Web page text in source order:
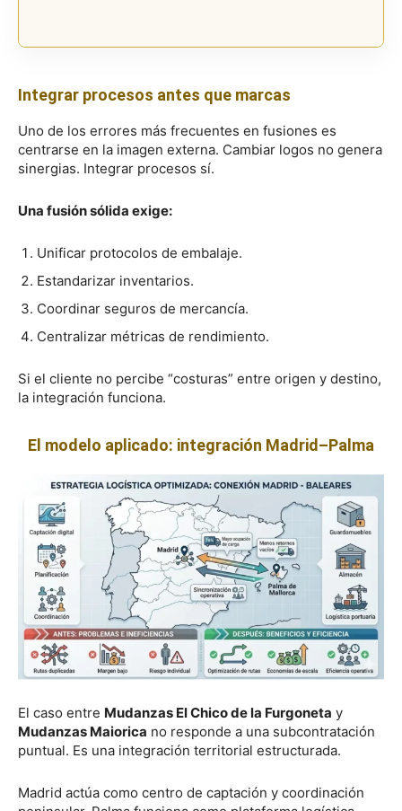
Integrar procesos antes que marcas
Uno de los errores más frecuentes en fusiones es
centrarse en la imagen externa. Cambiar logos no genera
sinergias. Integrar procesos sí.
Una fusión sólida exige:
Unificar protocolos de embalaje.
Estandarizar inventarios.
Coordinar seguros de mercancía.
Centralizar métricas de rendimiento.
Si el cliente no percibe “costuras” entre origen y destino,
la integración funciona.
El modelo aplicado: integración Madrid–Palma
El caso entre Mudanzas El Chico de la Furgoneta y
Mudanzas Maiorica no responde a una subcontratación
puntual. Es una integración territorial estructurada.
Madrid actúa como centro de captación y coordinación